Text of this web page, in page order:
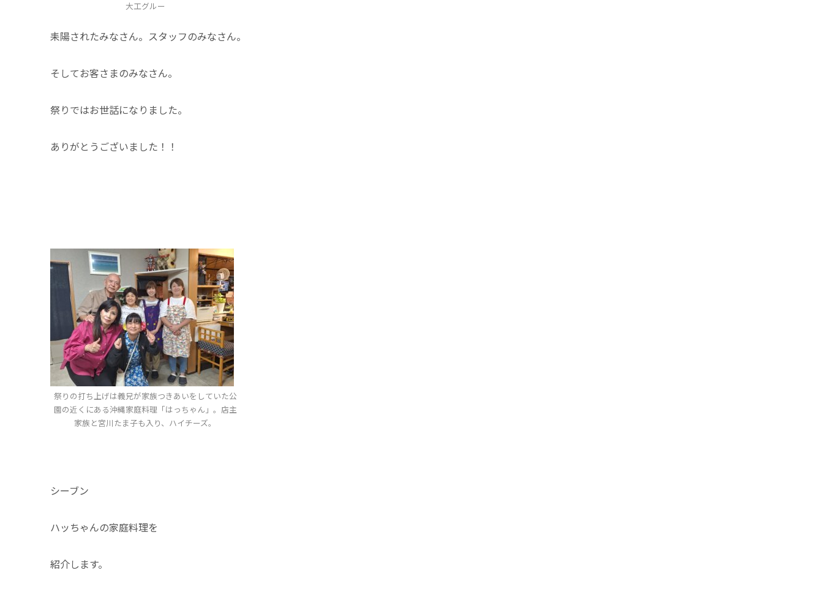
大工グルー
耒陽されたみなさん。スタッフのみなさん。
そしてお客さまのみなさん。
祭りではお世話になりました。
ありがとうございました！！
祭りの打ち上げは義兄が家族つきあいをしていた公
園の近くにある沖縄家庭料理「はっちゃん」。店主
家族と宮川たま子も入り、ハイチーズ。
シーブン
ハッちゃんの家庭料理を
紹介します。